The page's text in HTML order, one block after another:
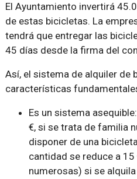
El Ayuntamiento invertirá
de estas bicicletas. La
tendrá que entregar las
45 días desde la firma del
Así, el sistema de alquiler de
características
Es un sistema
€, si se trata de familia
disponer de una
cantidad se reduce a
numerosas) si se